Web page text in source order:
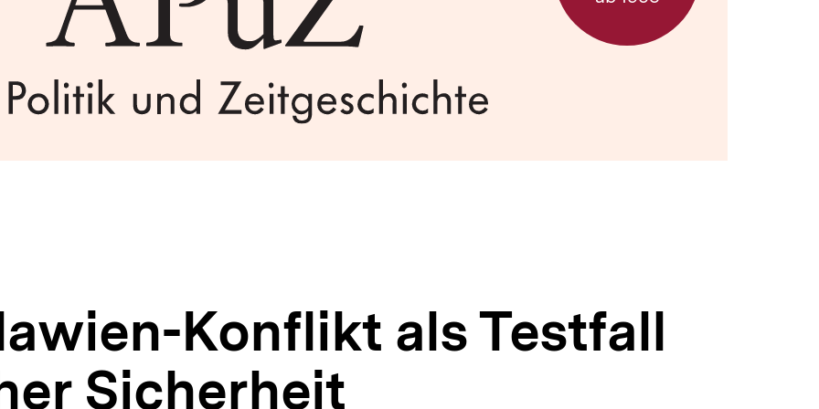
Konflikt als Testfall
Sicherheit